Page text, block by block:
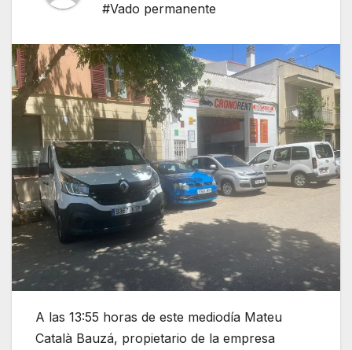
#Vado permanente
A las 13:55 horas de este mediodía Mateu
Català Bauzá, propietario de la empresa